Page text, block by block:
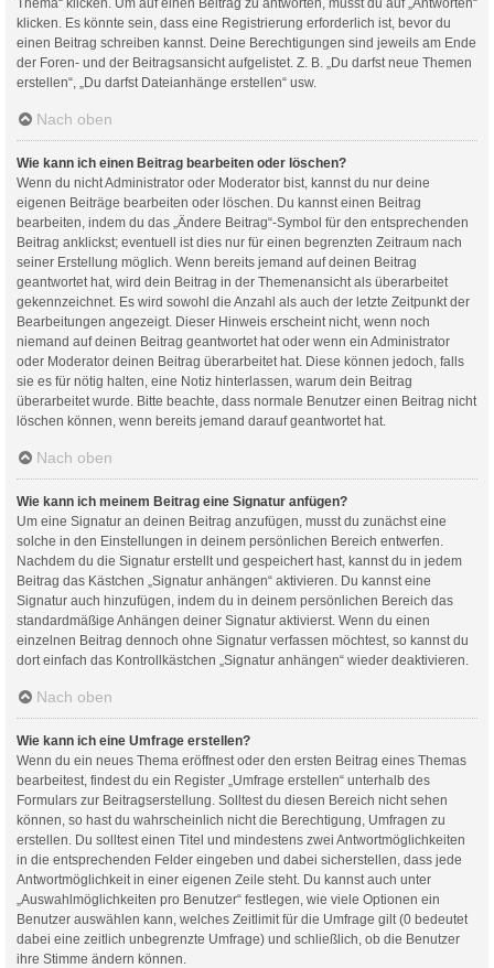
klicken. Es könnte sein, dass eine Registrierung erforderlich ist, bevor du
einen Beitrag schreiben kannst. Deine Berechtigungen sind jeweils am Ende
der Foren- und der Beitragsansicht aufgelistet. Z. B. „Du darfst neue Themen
erstellen“, „Du darfst Dateianhänge erstellen“ usw.
Nach oben
Wie kann ich einen Beitrag bearbeiten oder löschen?
Wenn du nicht Administrator oder Moderator bist, kannst du nur deine
eigenen Beiträge bearbeiten oder löschen. Du kannst einen Beitrag
bearbeiten, indem du das „Ändere Beitrag“-Symbol für den entsprechenden
Beitrag anklickst; eventuell ist dies nur für einen begrenzten Zeitraum nach
seiner Erstellung möglich. Wenn bereits jemand auf deinen Beitrag
geantwortet hat, wird dein Beitrag in der Themenansicht als überarbeitet
gekennzeichnet. Es wird sowohl die Anzahl als auch der letzte Zeitpunkt der
Bearbeitungen angezeigt. Dieser Hinweis erscheint nicht, wenn noch
niemand auf deinen Beitrag geantwortet hat oder wenn ein Administrator
oder Moderator deinen Beitrag überarbeitet hat. Diese können jedoch, falls
sie es für nötig halten, eine Notiz hinterlassen, warum dein Beitrag
überarbeitet wurde. Bitte beachte, dass normale Benutzer einen Beitrag nicht
löschen können, wenn bereits jemand darauf geantwortet hat.
Nach oben
Wie kann ich meinem Beitrag eine Signatur anfügen?
Um eine Signatur an deinen Beitrag anzufügen, musst du zunächst eine
solche in den Einstellungen in deinem persönlichen Bereich entwerfen.
Nachdem du die Signatur erstellt und gespeichert hast, kannst du in jedem
Beitrag das Kästchen „Signatur anhängen“ aktivieren. Du kannst eine
Signatur auch hinzufügen, indem du in deinem persönlichen Bereich das
standardmäßige Anhängen deiner Signatur aktivierst. Wenn du einen
einzelnen Beitrag dennoch ohne Signatur verfassen möchtest, so kannst du
dort einfach das Kontrollkästchen „Signatur anhängen“ wieder deaktivieren.
Nach oben
Wie kann ich eine Umfrage erstellen?
Wenn du ein neues Thema eröffnest oder den ersten Beitrag eines Themas
bearbeitest, findest du ein Register „Umfrage erstellen“ unterhalb des
Formulars zur Beitragserstellung. Solltest du diesen Bereich nicht sehen
können, so hast du wahrscheinlich nicht die Berechtigung, Umfragen zu
erstellen. Du solltest einen Titel und mindestens zwei Antwortmöglichkeiten
in die entsprechenden Felder eingeben und dabei sicherstellen, dass jede
Antwortmöglichkeit in einer eigenen Zeile steht. Du kannst auch unter
„Auswahlmöglichkeiten pro Benutzer“ festlegen, wie viele Optionen ein
Benutzer auswählen kann, welches Zeitlimit für die Umfrage gilt (0 bedeutet
dabei eine zeitlich unbegrenzte Umfrage) und schließlich, ob die Benutzer
ihre Stimme ändern können.